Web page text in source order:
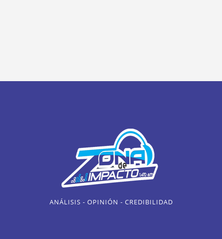
ANÁLISIS - OPINIÓN - CREDIBILIDAD